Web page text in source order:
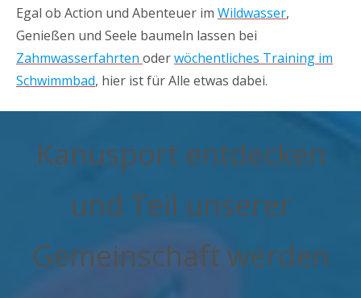
Egal ob Action und Abenteuer im Wildwasser,
Genießen und Seele baumeln lassen bei
Zahmwasserfahrten oderwöchentliches Training im
Schwimmbad, hier ist für Alle etwas dabei.
Kanusport entdecken
und Teil unserer
Gemeinschaft werden